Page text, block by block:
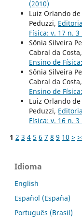
(2010)
Luiz Orlando
Peduzzi,
Física: v. 17 n. 3
Sônia Silveira
Cabral da Costa,
Ensino de
Sônia Silveira
Cabral da Costa,
Ensino de
Luiz Orlando
Peduzzi,
Física: v. 16 n. 3
1 2 3 4 5 6 7 8 9 10 >
Idioma
English
Español (España)
Português (Brasil)